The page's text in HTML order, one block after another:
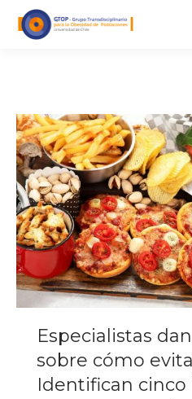
Especialistas
sobre cómo
Identifican cinco